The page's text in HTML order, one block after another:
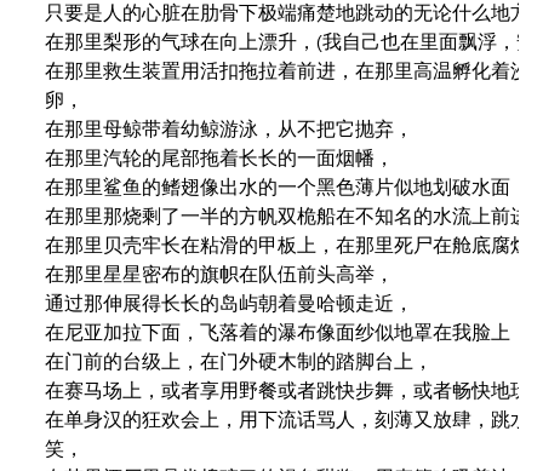
只要是人的心脏在肋骨下极端痛楚地跳动的无论什么地方
在那里梨形的气球在向上漂升，(我自己也在里面飘浮，安
在那里救生装置用活扣拖拉着前进，在那里高温孵化着沙
卵，
在那里母鲸带着幼鲸游泳，从不把它抛弃，
在那里汽轮的尾部拖着长长的一面烟幡，
在那里鲨鱼的鳍翅像出水的一个黑色薄片似地划破水面，
在那里那烧剩了一半的方帆双桅船在不知名的水流上前进
在那里贝壳牢长在粘滑的甲板上，在那里死尸在舱底腐烂
在那里星星密布的旗帜在队伍前头高举，
通过那伸展得长长的岛屿朝着曼哈顿走近，
在尼亚加拉下面，飞落着的瀑布像面纱似地罩在我脸上，
在门前的台级上，在门外硬木制的踏脚台上，
在赛马场上，或者享用野餐或者跳快步舞，或者畅快地玩
在单身汉的狂欢会上，用下流话骂人，刻薄又放肆，跳水
笑，